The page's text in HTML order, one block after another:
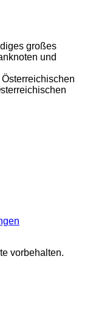
großes
und
vorbehalten.